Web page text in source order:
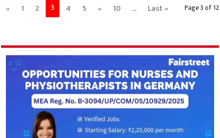
Page 3 of 12
« 1 2 3 4 5 » 10 ... Last »